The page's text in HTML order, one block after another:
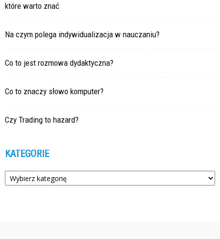
które warto znać
Na czym polega indywidualizacja w nauczaniu?
Co to jest rozmowa dydaktyczna?
Co to znaczy słowo komputer?
Czy Trading to hazard?
KATEGORIE
Kategorie